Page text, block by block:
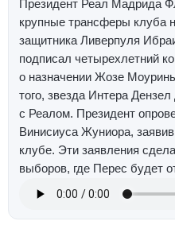
Президент Реал Мадрида
крупные трансферы клуба
защитника Ливерпуля
подписал четырехлетний
о назначении Жозе
того, звезда Интера
с Реалом. Президент
Винисиуса Жуниора,
клубе. Эти заявления
выборов, где Перес будет